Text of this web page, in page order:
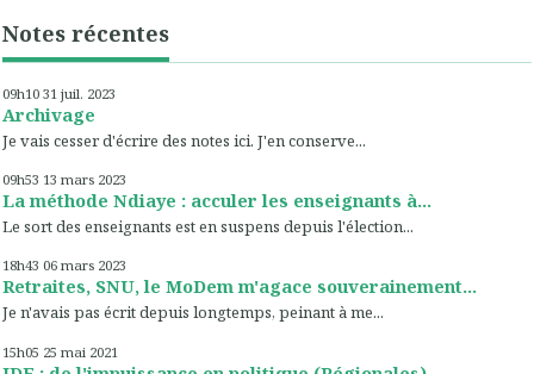
Notes récentes
09h10 31 juil. 2023
Archivage
Je vais cesser d'écrire des notes ici. J'en conserve...
09h53 13 mars 2023
La méthode Ndiaye : acculer les enseignants à...
Le sort des enseignants est en suspens depuis l'élection...
18h43 06 mars 2023
Retraites, SNU, le MoDem m'agace souverainement...
Je n'avais pas écrit depuis longtemps, peinant à me...
15h05 25 mai 2021